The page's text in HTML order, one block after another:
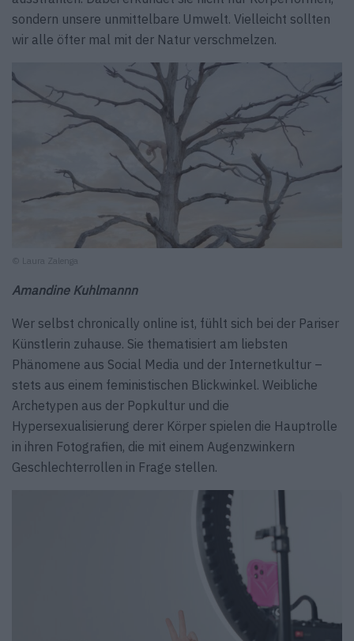
sondern unsere unmittelbare Umwelt. Vielleicht sollten
wir alle öfter mal mit der Natur verschmelzen.
© Laura Zalenga
Amandine Kuhlmannn
Wer selbst chronically online ist, fühlt sich bei der Pariser
Künstlerin zuhause. Sie thematisiert am liebsten
Phänomene aus Social Media und der Internetkultur –
stets aus einem feministischen Blickwinkel. Weibliche
Archetypen aus der Popkultur und die
Hypersexualisierung derer Körper spielen die Hauptrolle
in ihren Fotografien, die mit einem Augenzwinkern
Geschlechterrollen in Frage stellen.